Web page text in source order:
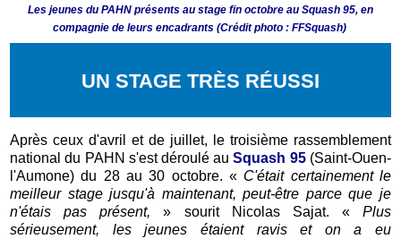
Les jeunes du PAHN présents au stage fin octobre au Squash 95, en
compagnie de leurs encadrants (Crédit photo : FFSquash)
UN STAGE TRÈS RÉUSSI
Après ceux d'avril et de juillet, le troisième rassemblement
national du PAHN s'est déroulé auSquash 95(Saint-Ouen-
l'Aumone) du 28 au 30 octobre. « C'était certainement le
meilleur stage jusqu'à maintenant, peut-être parce que je
n'étais pas présent, » sourit Nicolas Sajat. « Plus
sérieusement, les jeunes étaient ravis et on a eu